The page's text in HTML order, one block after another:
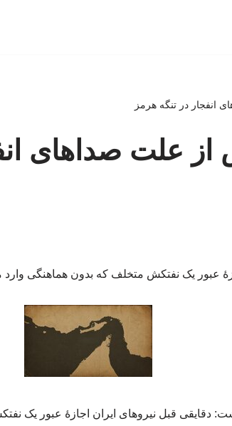
انفجار در تنگه هرمز
علت صداهای
عبور یک نفتکش متخلف که بدون هماهنگی وارد
دقایقی قبل نیروهای ایران اجازۀ عبور یک